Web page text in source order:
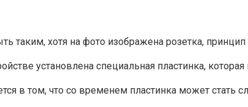
хотя на фото изображена розетка, принцип
установлена специальная пластинка,
в том, что со временем пластинка может стать